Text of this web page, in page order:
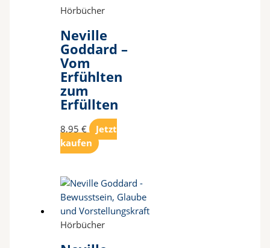
Hörbücher
Neville
Goddard –
Vom
Erfühlten
zum
Erfüllten
8,95 €
Jetzt
kaufen
Hörbücher